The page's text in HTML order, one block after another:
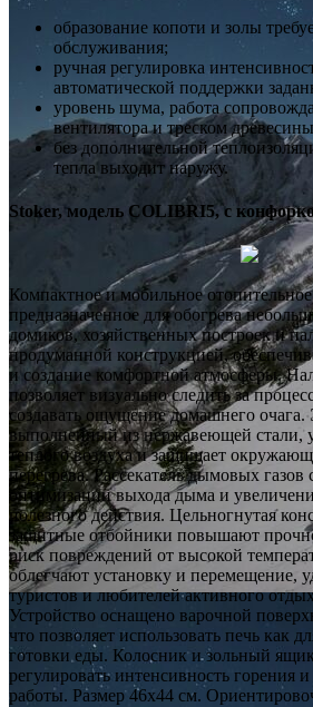
образование копоти и золы
обслуживания;
ручная регулировка
автоматической поддержки
уровень шума, работа
вентилятора и треском
без дополнительной
тепла выходит наружу.
Stoker, модель COLIBRI5, с
Компактное и мобильное
предназначенное для обогрева
домиков, хозяйственных построек и
продуманной конструкцией,
и создание комфортной атмосферы.
позволяет визуально следить за
создавать ощущение домашнего очага.
выполненный из нержавеющей стали,
теплого воздуха и защищает
перегрева. Рассекатель дымовых газов
оптимизации выхода дыма и
полезного действия. Цельногнутая
защитные отбойники повышают
риск повреждений от высокой
облегчают установку и перемещение,
туристов и любителей активного
Устройство оснащено варочной
что позволяет использовать печь как
готовки еды. Колосник и зольный
регулировать интенсивность горения
работы. Размер 46х44 см.